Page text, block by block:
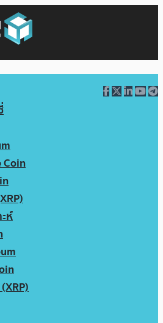
Coin
ห์